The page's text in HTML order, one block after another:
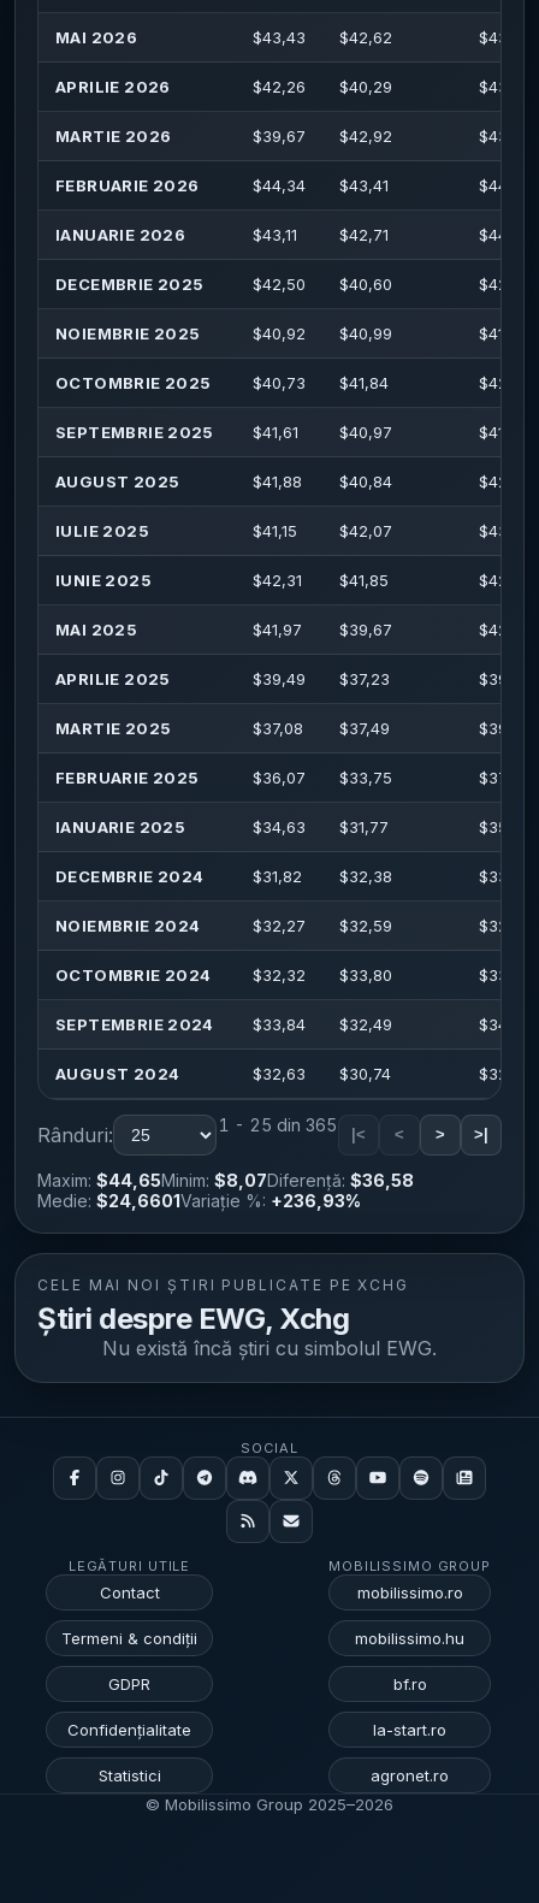
MAI 2026 $43,43 $42,62 $43,83
APRILIE 2026 $42,26 $40,29 $43,70
MARTIE 2026 $39,67 $42,92 $43,19
FEBRUARIE 2026 $44,34 $43,41 $44,65
IANUARIE 2026 $43,11 $42,71 $44,42
DECEMBRIE 2025 $42,50 $40,60 $42,94
NOIEMBRIE 2025 $40,92 $40,99 $41,70
OCTOMBRIE 2025 $40,73 $41,84 $42,61
SEPTEMBRIE 2025 $41,61 $40,97 $41,71
AUGUST 2025 $41,88 $40,84 $42,78
IULIE 2025 $41,15 $42,07 $43,31
IUNIE 2025 $42,31 $41,85 $42,87
MAI 2025 $41,97 $39,67 $42,40
APRILIE 2025 $39,49 $37,23 $39,69
MARTIE 2025 $37,08 $37,49 $39,36
FEBRUARIE 2025 $36,07 $33,75 $37,07
IANUARIE 2025 $34,63 $31,77 $35,07
DECEMBRIE 2024 $31,82 $32,38 $33,53
NOIEMBRIE 2024 $32,27 $32,59 $32,88
OCTOMBRIE 2024 $32,32 $33,80 $33,80
SEPTEMBRIE 2024 $33,84 $32,49 $34,12
AUGUST 2024 $32,63 $30,74 $32,72
Rânduri: 1 - 25 din 365 |< < > >|
Maxim: $44,65Minim: $8,07Diferență: $36,58
Medie: $24,6601Variație %: +236,93%
CELE MAI NOI ȘTIRI PUBLICATE PE XCHG
Știri despre EWG, Xchg
Nu există încă știri cu simbolul EWG.
LEGĂTURI UTILE
Contact
Termeni & condiții
GDPR
Confidențialitate
Statistici
SOCIAL
MOBILISSIMO GROUP
mobilissimo.ro
mobilissimo.hu
bf.ro
la-start.ro
agronet.ro
© Mobilissimo Group 2025–2026